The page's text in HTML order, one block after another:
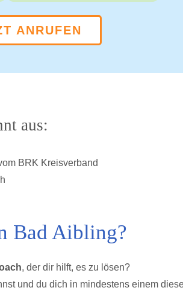
ANRUFEN
aus:
Bad Aibling?
, der dir hilft, es zu lösen?
und du dich in mindestens einem